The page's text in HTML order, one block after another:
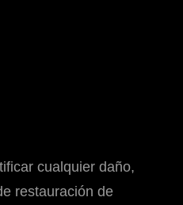
cualquier daño,
restauración de